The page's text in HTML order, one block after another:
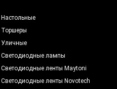
Настольные
Торшеры
Уличные
Светодиодные лампы
Светодиодные ленты Maytoni
Светодиодные ленты Novotech